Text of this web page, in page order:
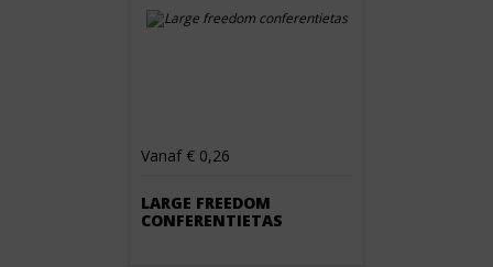
Vanaf € 0,26
LARGE FREEDOM
CONFERENTIETAS